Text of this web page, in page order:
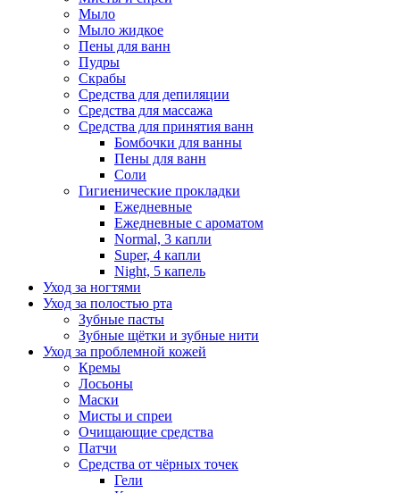
Мыло
Мыло жидкое
Пены для ванн
Пудры
Скрабы
Средства для депиляции
Средства для массажа
Средства для принятия ванн
Бомбочки для ванны
Пены для ванн
Соли
Гигиенические прокладки
Ежедневные
Ежедневные с ароматом
Normal, 3 капли
Super, 4 капли
Night, 5 капель
Уход за ногтями
Уход за полостью рта
Зубные пасты
Зубные щётки и зубные нити
Уход за проблемной кожей
Кремы
Лосьоны
Маски
Мисты и спреи
Очищающие средства
Патчи
Средства от чёрных точек
Гели